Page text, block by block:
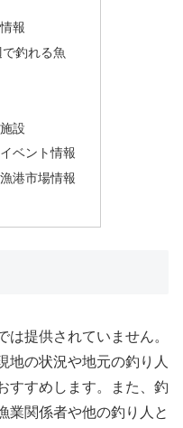
報
釣れる魚
設
ベント情報
港市場情報
は提供されていません。
地の状況や地元の釣り人
すすめします。また、釣
業関係者や他の釣り人と